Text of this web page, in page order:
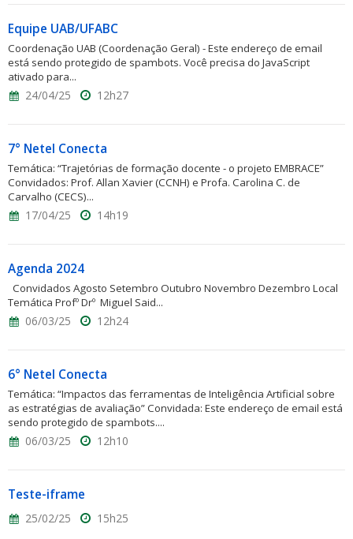
Equipe UAB/UFABC
Coordenação UAB (Coordenação Geral) - Este endereço de email
está sendo protegido de spambots. Você precisa do JavaScript
ativado para...
24/04/25 12h27
7° Netel Conecta
Temática: “Trajetórias de formação docente - o projeto EMBRACE”
Convidados: Prof. Allan Xavier (CCNH) e Profa. Carolina C. de
Carvalho (CECS)...
17/04/25 14h19
Agenda 2024
Convidados Agosto Setembro Outubro Novembro Dezembro Local
Temática Profº Drº Miguel Said...
06/03/25 12h24
6° Netel Conecta
Temática: “Impactos das ferramentas de Inteligência Artificial sobre
as estratégias de avaliação” Convidada: Este endereço de email está
sendo protegido de spambots....
06/03/25 12h10
Teste-iframe
25/02/25 15h25